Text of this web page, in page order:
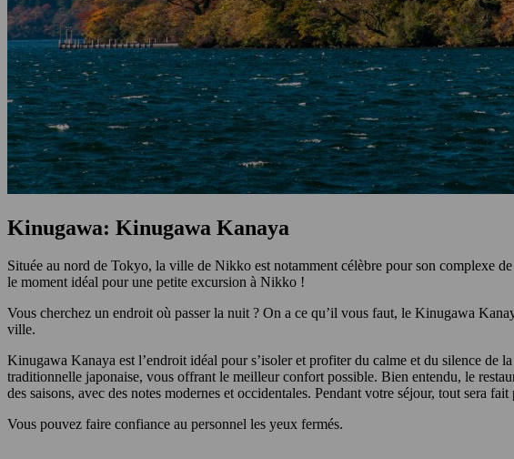
Kinugawa: Kinugawa Kanaya
Située au nord de Tokyo, la ville de Nikko est notamment célèbre pour son complexe
le moment idéal pour une petite excursion à Nikko !
Vous cherchez un endroit où passer la nuit ? On a ce qu’il vous faut, le Kinugawa
ville.
Kinugawa Kanaya est l’endroit idéal pour s’isoler et profiter du calme et du silence de
traditionnelle japonaise, vous offrant le meilleur confort possible. Bien entendu, le
des saisons, avec des notes modernes et occidentales. Pendant votre séjour, tout sera
Vous pouvez faire confiance au personnel les yeux fermés.